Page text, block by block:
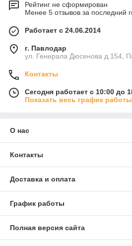
Рейтинг не сформирован
Менее 5 отзывов за последний
Работает с 24.06.2014
г. Павлодар
ул. Генерала Дюсенова д.154,
Контакты
Сегодня работает с 10:00 до
Показать весь график работы
О нас
Контакты
Доставка и оплата
График работы
Полная версия сайта